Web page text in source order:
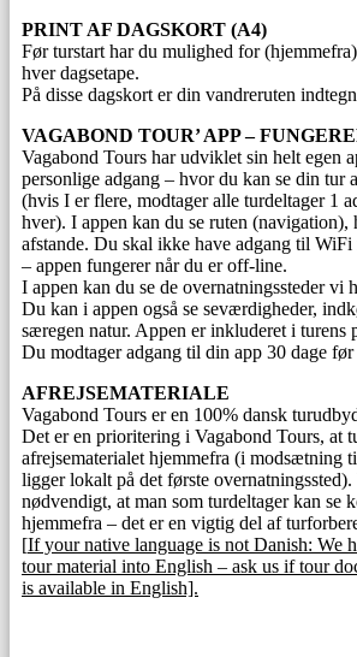
PRINT AF DAGSKORT (A4)
Før turstart har du mulighed for
hver dagsetape.
På disse dagskort er din vandreruten
VAGABOND TOUR’ APP –
Vagabond Tours har udviklet sin helt egen
personlige adgang – hvor du kan se din tur
(hvis I er flere, modtager alle turdeltager 1
hver). I appen kan du se ruten (navigation),
afstande. Du skal ikke have adgang til WiFi
– appen fungerer når du er off-line.
I appen kan du se de overnatningssteder vi
Du kan i appen også se seværdigheder,
særegen natur. Appen er inkluderet i turens
Du modtager adgang til din app 30 dage før
AFREJSEMATERIALE
Vagabond Tours er en 100% dansk
Det er en prioritering i Vagabond Tours, at
afrejsematerialet hjemmefra (i modsætning
ligger lokalt på det første
nødvendigt, at man som turdeltager kan se
hjemmefra – det er en vigtig del af
[If your native language is not Danish: We
tour material into English – ask us if tour
is available in English].